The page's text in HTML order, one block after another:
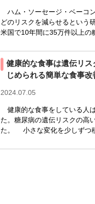
ハム・ソーセージ・ベーコ
どのリスクを減らせるという
米国で10年間に35万件以上の
健康的な食事は遺伝リ
じめられる簡単な食事改
2024.07.05
健康的な食事をしている人
た。糖尿病の遺伝リスクの高
た。 小さな変化を少しずつ